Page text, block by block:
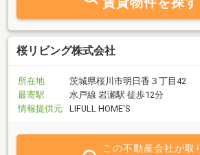
桜リビング株式会社
所在地
茨城県桜川市明日香３丁目42
最寄駅
水戸線 岩瀬駅 徒歩12分
情報提供元
LIFULL HOME'S
この不動産会社が取